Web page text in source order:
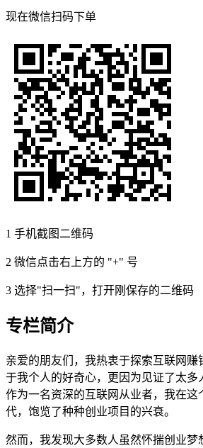
现在微信扫码下单
1 手机截图二维码
2 微信点击右上方的 "+" 号
3 选择"扫一扫"，打开刚保存的二维码
专栏简介
亲爱的朋友们，我热衷于探索互联网赚
于我个人的好奇心，更因为见证了太多
作为一名资深的互联网从业者，我在这
代，饱览了种种创业项目的兴衰。
然而，我发现大多数人虽然怀揣创业梦